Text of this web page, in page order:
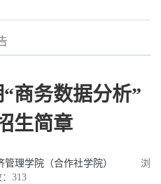
商务数据分析”
生简章
管理学院（合作社学院）
浏
313